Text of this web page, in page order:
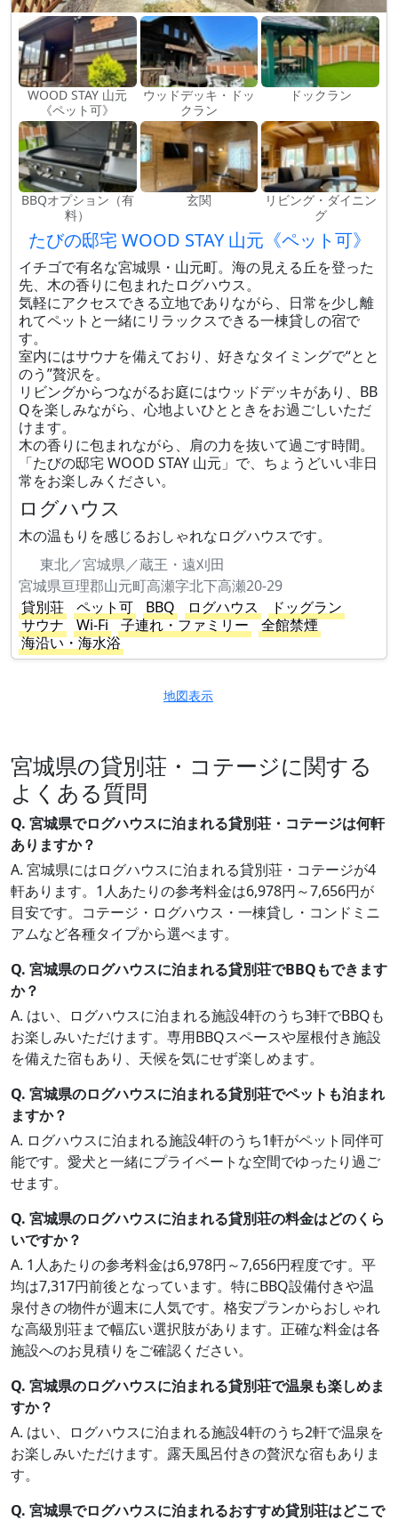
WOOD STAY 山元
《ペット可》
ウッドデッキ・ドッ
クラン
ドックラン
BBQオプション（有
料）
玄関
リビング・ダイニン
グ
たびの邸宅 WOOD STAY 山元《ペット可》
イチゴで有名な宮城県・山元町。海の見える丘を登った
先、木の香りに包まれたログハウス。
気軽にアクセスできる立地でありながら、日常を少し離
れてペットと一緒にリラックスできる一棟貸しの宿で
す。
室内にはサウナを備えており、好きなタイミングで“とと
のう”贅沢を。
リビングからつながるお庭にはウッドデッキがあり、BB
Qを楽しみながら、心地よいひとときをお過ごしいただ
けます。
木の香りに包まれながら、肩の力を抜いて過ごす時間。
「たびの邸宅 WOOD STAY 山元」で、ちょうどいい非日
常をお楽しみください。
ログハウス
木の温もりを感じるおしゃれなログハウスです。
東北／宮城県／蔵王・遠刈田
宮城県亘理郡山元町高瀬字北下高瀬20-29
貸別荘
ペット可 BBQ ログハウス
ドッグラン
サウナ
Wi-Fi 子連れ・ファミリー
全館禁煙
海沿い・海水浴
地図表示
宮城県の貸別荘・コテージに関する
よくある質問
Q. 宮城県でログハウスに泊まれる貸別荘・コテージは何軒
ありますか？
A. 宮城県にはログハウスに泊まれる貸別荘・コテージが4
軒あります。1人あたりの参考料金は6,978円～7,656円が
目安です。コテージ・ログハウス・一棟貸し・コンドミニ
アムなど各種タイプから選べます。
Q. 宮城県のログハウスに泊まれる貸別荘でBBQもできます
か？
A. はい、ログハウスに泊まれる施設4軒のうち3軒でBBQも
お楽しみいただけます。専用BBQスペースや屋根付き施設
を備えた宿もあり、天候を気にせず楽しめます。
Q. 宮城県のログハウスに泊まれる貸別荘でペットも泊まれ
ますか？
A. ログハウスに泊まれる施設4軒のうち1軒がペット同伴可
能です。愛犬と一緒にプライベートな空間でゆったり過ご
せます。
Q. 宮城県のログハウスに泊まれる貸別荘の料金はどのくら
いですか？
A. 1人あたりの参考料金は6,978円～7,656円程度です。平
均は7,317円前後となっています。特にBBQ設備付きや温
泉付きの物件が週末に人気です。格安プランからおしゃれ
な高級別荘まで幅広い選択肢があります。正確な料金は各
施設へのお見積りをご確認ください。
Q. 宮城県のログハウスに泊まれる貸別荘で温泉も楽しめま
すか？
A. はい、ログハウスに泊まれる施設4軒のうち2軒で温泉を
お楽しみいただけます。露天風呂付きの贅沢な宿もありま
す。
Q. 宮城県でログハウスに泊まれるおすすめ貸別荘はどこで